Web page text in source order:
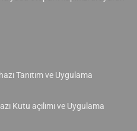
Tanıtım ve Uygulama
Kutu açılımı ve Uygulama